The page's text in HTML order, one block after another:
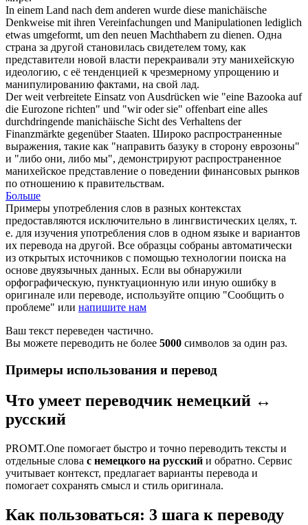
In einem Land nach dem anderen wurde diese manichäische
Denkweise mit ihren Vereinfachungen und Manipulationen lediglich
etwas umgeformt, um den neuen Machthabern zu dienen. Одна
страна за другой становилась свидетелем тому, как
представители новой власти перекраивали эту манихейскую
идеологию, с её тенденцией к чрезмерному упрощению и
манипулированию фактами, на свой лад.
Der weit verbreitete Einsatz von Ausdrücken wie "eine Bazooka auf
die Eurozone richten" und "wir oder sie" offenbart eine alles
durchdringende manichäische Sicht des Verhaltens der
Finanzmärkte gegenüber Staaten. Широко распространенные
выражения, такие как "направить базуку в сторону еврозоны"
и "либо они, либо мы", демонстрируют распространенное
манихейское представление о поведении финансовых рынков
по отношению к правительствам.
Больше
Примеры употребления слов в разных контекстах
предоставляются исключительно в лингвистических целях, т.
е. для изучения употребления слов в одном языке и вариантов
их перевода на другой. Все образцы собраны автоматически
из открытых источников с помощью технологии поиска на
основе двуязычных данных. Если вы обнаружили
орфографическую, пунктуационную или иную ошибку в
оригинале или переводе, используйте опцию "Сообщить о
проблеме" или напишите нам
Ваш текст переведен частично.
Вы можете переводить не более 5000 символов за один раз.
Примеры использования и перевод
Что умеет переводчик немецкий ↔
русский
PROMT.One помогает быстро и точно переводить тексты и
отдельные слова с немецкого на русский и обратно. Сервис
учитывает контекст, предлагает варианты перевода и
помогает сохранять смысл и стиль оригинала.
Как пользоваться: 3 шага к переводу